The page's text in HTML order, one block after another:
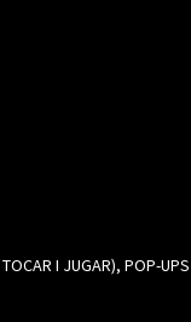
I JUGAR), POP-